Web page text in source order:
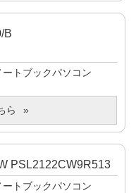
B
ートブックパソコン
ら
PSL2122CW9R513
ートブックパソコン